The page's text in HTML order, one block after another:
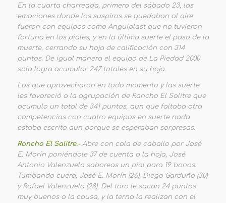
En la cuarta charreada, primera del sábado 23, las
emociones donde los suspiros se quedaban al aire
fueron con equipos como Anguiplast que no tuvieron
fortuna en los piales, y en la última suerte el paso de la
muerte, cerrando su hoja de calificación con 314
puntos. De igual manera el equipo de La Piedad 2000
solo logra acumular 247 totales en su hoja.
Los que aprovecharon en todo momento y las suerte
les favoreció a la agrupación de Rancho El Salitre que
acumulo un total de 341 puntos, aun que faltaba otra
competencias con cuatro equipos en suerte nada
estaba escrito aun porque se esperaban sorpresas.
Rancho El Salitre.- Abre con cala de caballo por José
E. Morín poniéndole 37 de cuenta a la hoja, José
Antonio Valenzuela saboreas un pial para 19 bonos.
Tumbando cuero, José E. Morín (26), Diego Garduño (30)
y Rafael Valenzuela (28). Del toro le sacan 24 puntos
muy buenos a la causa, y la terna la realizan con el